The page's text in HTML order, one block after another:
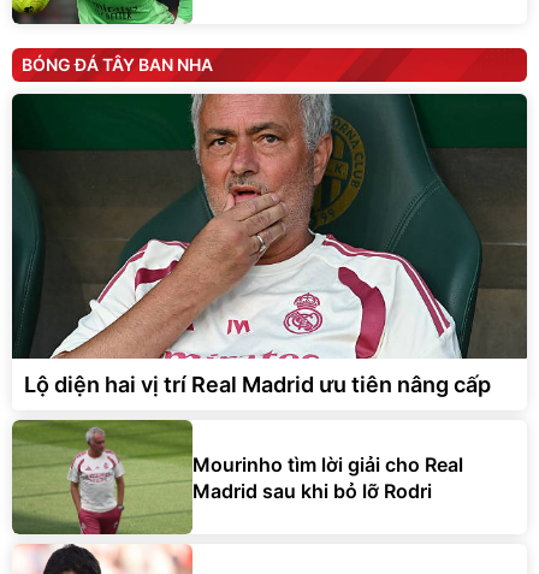
BÓNG ĐÁ TÂY BAN NHA
Lộ diện hai vị trí Real Madrid ưu tiên nâng cấp
Mourinho tìm lời giải cho Real
Madrid sau khi bỏ lỡ Rodri